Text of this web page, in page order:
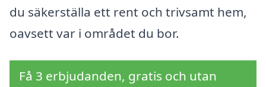
du säkerställa ett rent och trivsamt hem,
oavsett var i området du bor.
Få 3 erbjudanden, gratis och utan